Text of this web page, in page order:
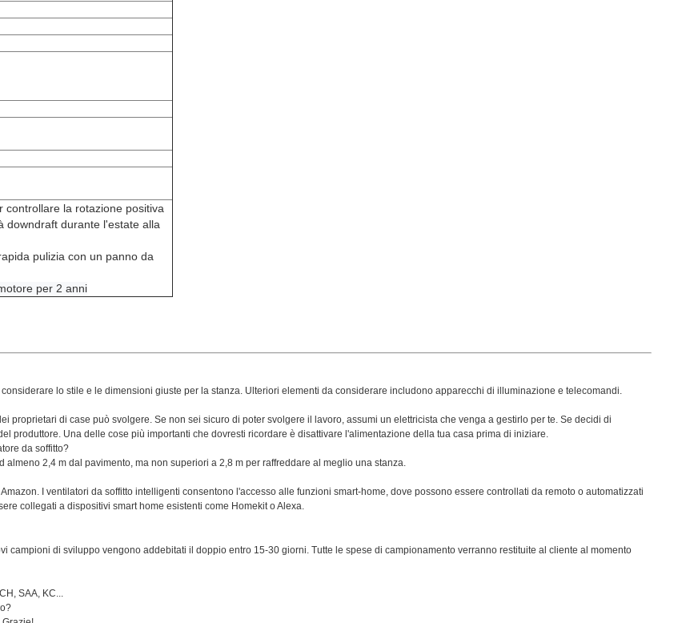
controllare la rotazione positiva
downdraft durante l'estate alla
pulizia con un panno da
per 2 anni
lo stile e le dimensioni giuste per la stanza. Ulteriori elementi da considerare includono apparecchi di illuminazione e telecomandi.
proprietari di case può svolgere. Se non sei sicuro di poter svolgere il lavoro, assumi un elettricista che venga a gestirlo per te. Se decidi di
produttore. Una delle cose più importanti che dovresti ricordare è disattivare l'alimentazione della tua casa prima di iniziare.
da soffitto?
2,4 m dal pavimento, ma non superiori a 2,8 m per raffreddare al meglio una stanza.
I ventilatori da soffitto intelligenti consentono l'accesso alle funzioni smart-home, dove possono essere controllati da remoto o automatizzati
collegati a dispositivi smart home esistenti come Homekit o Alexa.
campioni di sviluppo vengono addebitati il doppio entro 15-30 giorni. Tutte le spese di campionamento verranno restituite al cliente al momento
SAA, KC...